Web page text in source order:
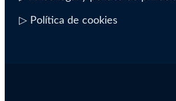
▷ Política de cookies